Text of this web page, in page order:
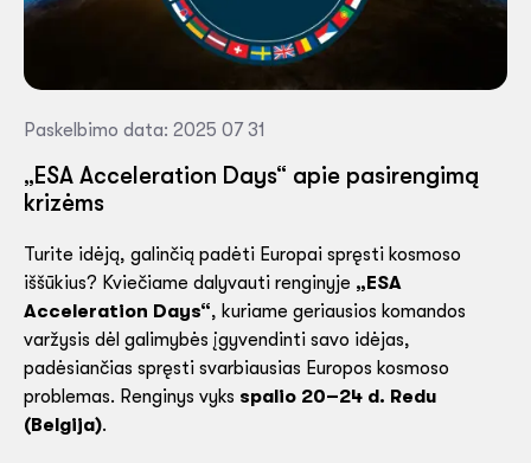
Paskelbimo data: 2025 07 31
„ESA Acceleration Days“ apie pasirengimą
krizėms
Turite idėją, galinčią padėti Europai spręsti kosmoso
iššūkius? Kviečiame dalyvauti renginyje „ESA
Acceleration Days“, kuriame geriausios komandos
varžysis dėl galimybės įgyvendinti savo idėjas,
padėsiančias spręsti svarbiausias Europos kosmoso
problemas. Renginys vyks spalio 20–24 d. Redu
(Belgija).